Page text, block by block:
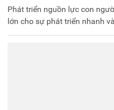
Phát triển nguồn lực con
lớn cho sự phát triển nhanh